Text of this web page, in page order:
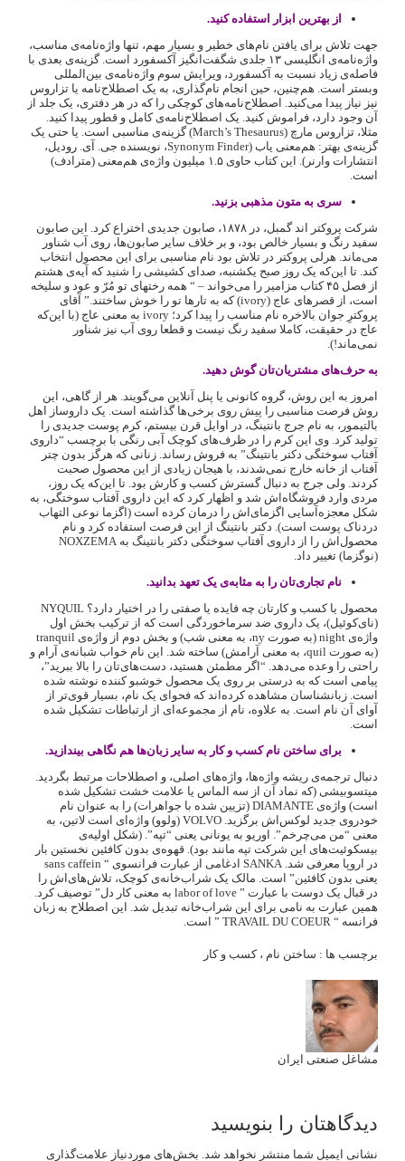
از بهترین ابزار استفاده کنید.
جهت تلاش برای یافتن نام‌های خطیر و بسیار مهم، تنها واژه‌نامه‌ی مناسب،
واژه‌نامه‌ی انگلیسی ۱۳ جلدی شگفت‌انگیز آکسفورد است. گزینه‌ی بعدی با
فاصله‌ی زیاد نسبت به آکسفورد، ویرایش سوم واژه‌نامه‌ی بین‌المللی
وبستر است. هم‌چنین، حین انجام نام‌گذاری، به یک اصطلاح‌نامه یا تزاروس
نیز نیاز پیدا می‌کنید. اصطلاح‌نامه‌های کوچکی را که در هر دفتری، یک جلد از
آن وجود دارد، فراموش کنید. یک اصطلاح‌نامه‌ی کامل و قطور پیدا کنید.
مثلا، تزاروس مارچ (March’s Thesaurus) گزینه‌ی مناسبی است. یا حتی یک
گزینه‌ی بهتر:‌ هم‌معنی یاب (Synonym Finder، نویسنده جی. آی. رودیل،
انتشارات وارنر). این کتاب حاوی ۱.۵ میلیون واژه‌ی هم‌معنی (مترادف)
است.
سری به متون مذهبی بزنید.
شرکت پروکتر اند گمبل، در ۱۸۷۸، صابون جدیدی اختراع کرد. این صابون
سفید رنگ و بسیار خالص بود، و بر خلاف سایر صابون‌ها، روی آب شناور
می‌ماند. هرلی پروکتر در تلاش بود نام مناسبی برای این محصول انتخاب
کند. تا این‌که یک روز صبح یکشنبه، صدای کشیشی را شنید که آیه‌ی هشتم
از فصل ۴۵ کتاب مزامیر را می‌خواند – “‌ همه رختهای تو مُرّ و عود و سلیخه
است، از قصرهای عاج (ivory) که به تارها تو را خوش ساختند.‌”‌ آقای
پروکترِ جوان بالاخره نام مناسب را پیدا کرد؛ ivory به معنی عاج (با این‌که
عاج در حقیقت، کاملا سفید رنگ نیست و قطعا روی آب نیز شناور
نمی‌ماند!).
به حرف‌های مشتریان‌تان گوش دهید.
امروز به این روش، گروه کانونی یا پنل آنلاین می‌گویند. هر از گاهی، این
روش فرصت مناسبی را پیش روی برخی‌ها گذاشته است. یک داروساز اهل
بالتیمور، به نام جرج بانتینگ، در اوایل قرن بیستم، کرم پوست جدیدی را
تولید کرد. وی این کرم را در ظرف‌های کوچک آبی رنگی با برچسب “‌داروی
آفتاب ‌سوختگی دکتر بانتینگ‌”‌ به فروش رساند. زنانی که هرگز بدون چتر
آفتاب از خانه خارج نمی‌شدند، با هیجان زیادی از این محصول صحبت
کردند. ولی جرج به دنبال گسترش کسب و کارش بود. تا این‌که یک روز،
مردی وارد فروشگاه‌اش شد و اظهار کرد که این داروی آفتاب‌ سوختگی، به
شکل معجزه‌آسایی اگزمای‌اش را درمان کرده است (اگزما نوعی التهاب
دردناک پوست است). دکتر بانتینگ از این فرصت استفاده کرد و نام
محصول‌اش را از داروی آفتاب سوختگی دکتر بانتینگ به NOXZEMA
(نوگزما) تغییر داد.
نام تجاری‌تان را به مثابه‌ی یک تعهد بدانید.
محصول یا کسب و کار‌تان چه فایده یا صفتی را در اختیار دارد؟ NYQUIL
(نای‌کوئیل)، یک داروی ضد سرماخوردگی است که از ترکیب بخش اول
واژه‌ی night (به صورت ny، به معنی شب) و بخش دوم از واژه‌ی tranquil
(به صورت quil، به معنی آرامش) ساخته شد. این نام خواب شبانه‌ی آرام و
راحتی را وعده می‌دهد. “‌اگر مطمئن هستید، دست‌های‌تان را بالا ببرید‌”‌،
پیامی است که به درستی بر روی یک محصول خوشبو کننده نوشته شده
است. زبانشناسان مشاهده کرده‌اند که فحوای یک نام، بسیار قوی‌تر از
آوای آن نام است. به علاوه، نام از مجموعه‌ای از ارتباطات تشکیل شده
است.
برای ساختن نام کسب و کار به سایر زبان‌ها هم نگاهی بیندازید.
دنبال ترجمه‌ی ریشه‌ واژه‌ها، واژه‌های اصلی، و اصطلاحات مرتبط بگردید.
میتسوبیشی (که نماد آن از سه الماس یا علامت خشت تشکیل شده
است) واژه‌ی DIAMANTE (تزیین شده با جواهرات) را به عنوان نام
خودروی جدید لوکس‌اش برگزید. VOLVO (ولوو) واژه‌ای است لاتین، به
معنی “‌من می‌چرخم‌”‌. اوریو به یونانی یعنی “‌تپه‌”‌. (شکل اولیه‌ی
بیسکوئیت‌های این شرکت تپه مانند بود). قهوه‌ی بدون کافئین نخستین بار
در اروپا معرفی شد. SANKA ادغامی از عبارت فرانسوی “‌ sans caffein
یعنی بدون کافئین‌”‌ است. مالک یک شراب‌خانه‌ی کوچک، تلاش‌های‌اش را
در قبال یک دوست با عبارت ” labor of love به معنی کار دل‌”‌ توصیف کرد.
همین عبارت به نامی برای این شراب‌خانه تبدیل شد. این اصطلاح به زبان
فرانسه “‌ TRAVAIL DU COEUR ‌”‌ است.
برچسب ها : ساختن نام ،کسب و کار
مشاغل صنعتی ایران
دیدگاهتان را بنویسید
نشانی ایمیل شما منتشر نخواهد شد. بخش‌های موردنیاز علامت‌گذاری